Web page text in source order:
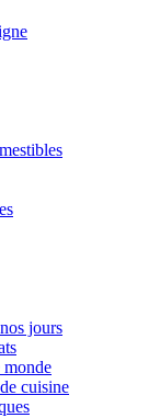
jours
monde
cuisine